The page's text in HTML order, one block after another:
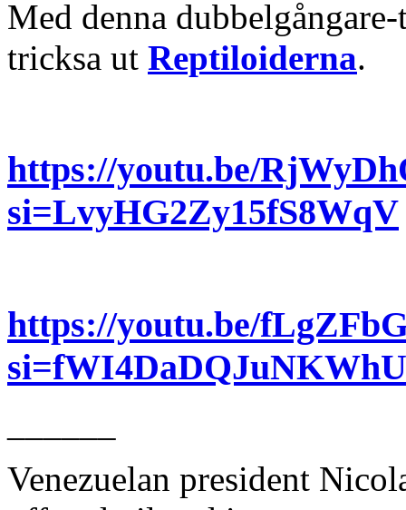
Med denna
tricksa ut Reptiloiderna.
https://youtu.be/
si=LvyHG2Zy15fS8WqV
https://youtu.be/
Venezuelan president